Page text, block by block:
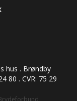
hus . Brøndby
80 . CVR: ​​​​​​75 29